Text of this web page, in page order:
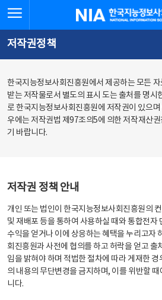
문
로
가
체
뉴
바
가
한국지능정보사회진흥원
저작권정책
한국지능정보사회진흥원에서 제공하는 모든
받는 저작물로서 별도의 표시 도는 출처를 명시
로 한국지능정보사회진흥원에 저작권이 있으
우에는 저작권법 제97조의5에 의한 저작재산
기 바랍니다.
저작권 정책 안내
개인 또는 법인이 한국지능정보사회진흥원의
및 재배포 등을 통하여 사용하실 때와 통합전자
수익을 얻거나 이에 상응하는 혜택을 누리고자
회진흥원과 사전에 협의를 하고 허락을 얻고
임을 밝혀야 하며 적법한 절차에 따라 게재한 경
의 내용의 무단변경을 금지하며, 이를 위반할
니다.